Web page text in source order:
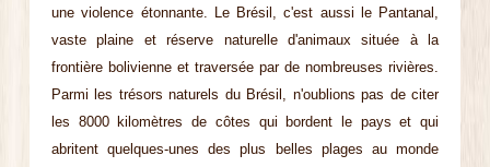
une violence étonnante. Le Brésil, c'est aussi le Pantanal,
vaste plaine et réserve naturelle d'animaux située à la
frontière bolivienne et traversée par de nombreuses rivières.
Parmi les trésors naturels du Brésil, n'oublions pas de citer
les 8000 kilomètres de côtes qui bordent le pays et qui
abritent quelques-unes des plus belles plages au monde